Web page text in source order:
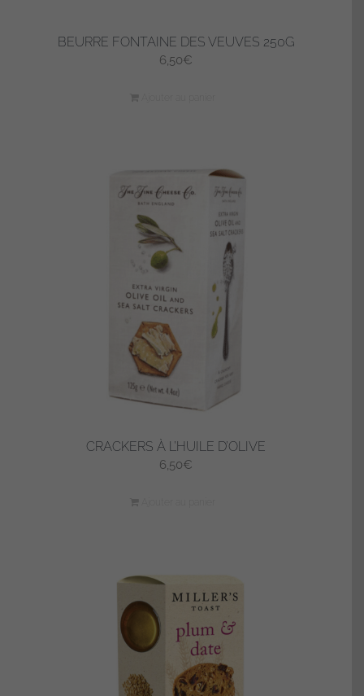
BEURRE FONTAINE DES VEUVES 250G
6,50€
CRACKERS À L’HUILE D’OLIVE
6,50€